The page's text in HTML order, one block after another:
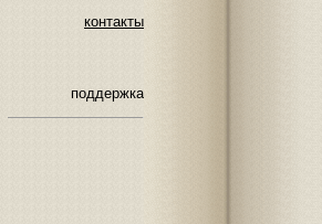
контакты
поддержка